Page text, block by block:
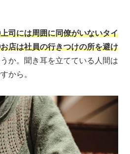
司には周囲に同僚がいないタイ
店は社員の行きつけの所を避け
か。聞き耳を立てている人間は
から。